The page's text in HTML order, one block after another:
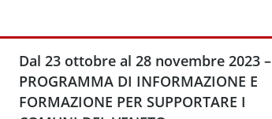
Dal 23 ottobre al 28 novembre 2023 –
PROGRAMMA DI INFORMAZIONE E
FORMAZIONE PER SUPPORTARE I